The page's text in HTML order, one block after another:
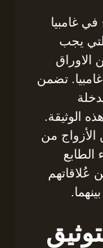
غامبيا
يجب
الاوراق
تضمن
الوثيقة.
الأزواج من
عُلاقاتهم